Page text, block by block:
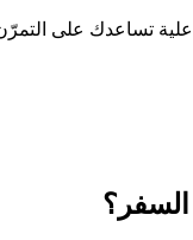
تساعدك على
السفر؟